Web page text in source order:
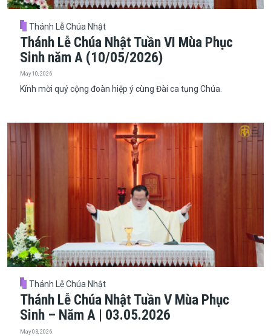
Thánh Lễ Chúa Nhật
Thánh Lễ Chúa Nhật Tuần VI Mùa Phục
Sinh năm A (10/05/2026)
May 10, 2026
Kính mời quý cộng đoàn hiệp ý cùng Đài ca tụng Chúa.
Thánh Lễ Chúa Nhật
Thánh Lễ Chúa Nhật Tuần V Mùa Phục
Sinh – Năm A | 03.05.2026
May 03, 2026